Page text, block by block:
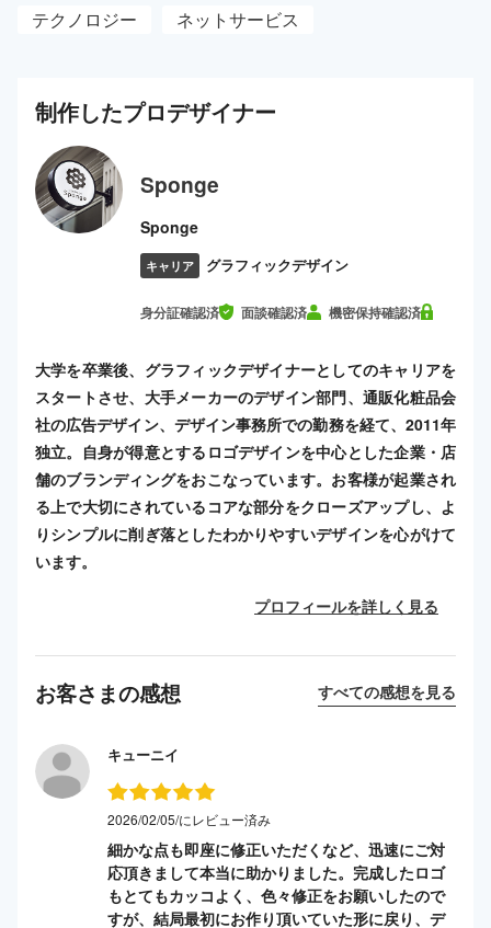
テクノロジー
ネットサービス
制作したプロデザイナー
Sponge
Sponge
キャリア グラフィックデザイン
身分証確認済 面談確認済 機密保持確認済
大学を卒業後、グラフィックデザイナーとしてのキャリアを
スタートさせ、大手メーカーのデザイン部門、通販化粧品会
社の広告デザイン、デザイン事務所での勤務を経て、2011年
独立。自身が得意とするロゴデザインを中心とした企業・店
舗のブランディングをおこなっています。お客様が起業され
る上で大切にされているコアな部分をクローズアップし、よ
りシンプルに削ぎ落としたわかりやすいデザインを心がけて
います。
プロフィールを詳しく見る
お客さまの感想 すべての感想を見る
キューニイ
2026/02/05/にレビュー済み
細かな点も即座に修正いただくなど、迅速にご対
応頂きまして本当に助かりました。完成したロゴ
もとてもカッコよく、色々修正をお願いしたので
すが、結局最初にお作り頂いていた形に戻り、デ